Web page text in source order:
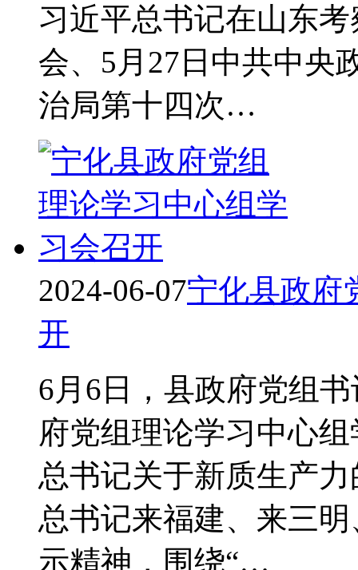
习近平总书记在山东
会、5月27日中共中央
治局第十四次…
2024-06-07宁化县政府
开
6月6日，县政府党组
府党组理论学习中心
总书记关于新质生产
总书记来福建、来三
示精神，围绕“…